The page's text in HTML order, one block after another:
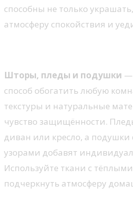
способны не только
атмосферу спокойствия и
Шторы, пледы и подушки —
способ обогатить любую
текстуры и натуральные
чувство защищённости.
диван или кресло, а
узорами добавят
Используйте ткани с
подчеркнуть атмосферу